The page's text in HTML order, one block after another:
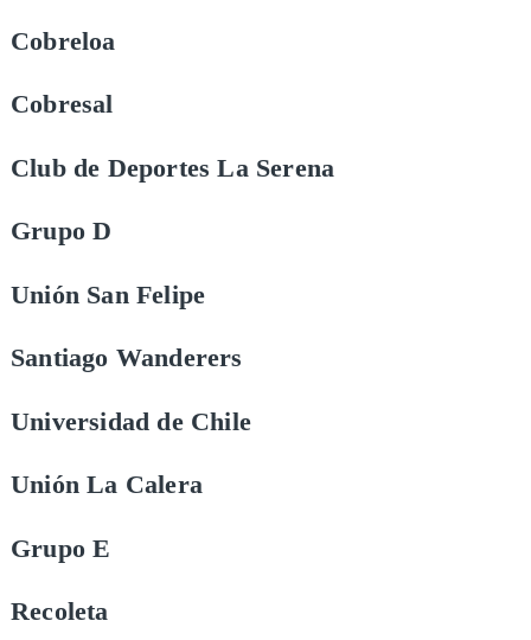
Cobreloa
Cobresal
Club de Deportes La Serena
Grupo D
Unión San Felipe
Santiago Wanderers
Universidad de Chile
Unión La Calera
Grupo E
Recoleta